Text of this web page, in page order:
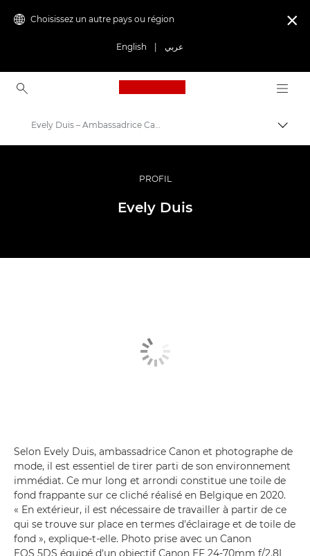
Choisissez un autre pays ou région
English عربي

Canon Logo, back to
Vidéo et photographie professionnelles
Programme Ambassador
Evely Duis – Ambassadrice Canon
PROFIL
Evely Duis
Selon Evely Duis, ambassadrice Canon et photographe de
mode, il est essentiel de tirer parti de son environnement
immédiat. Ce mur long et arrondi constitue une toile de
fond frappante sur ce cliché réalisé en Belgique en 2020.
« En extérieur, il est nécessaire de travailler à partir de ce
qui se trouve sur place en termes d'éclairage et de toile de
fond », explique-t-elle. Photo prise avec un Canon
EOS 5DS équipé d'un objectif Canon EF 24-70mm f/2.8L